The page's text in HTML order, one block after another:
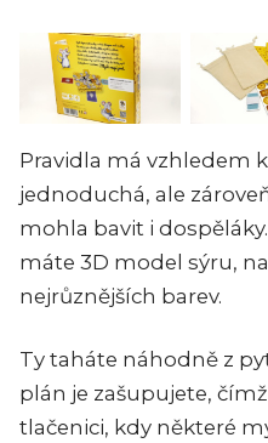
Pravidla má vzhledem
jednoduchá, ale
mohla bavit i
máte 3D model sýru,
nejrůznějších barev.
Ty taháte náhodně z
plán je zašupujete,
tlačenici, kdy některé